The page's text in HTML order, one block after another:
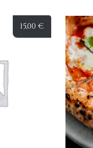
15,00 €